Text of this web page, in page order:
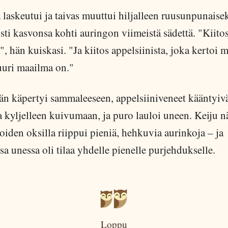
ja taivas muuttui hiljalleen
kasvonsa kohti auringon viimeistä sädettä.
hän kuiskasi. "Ja kiitos appelsiinista, joka kertoi
maailma on."
käpertyi sammaleeseen, appelsiiniveneet
kyljelleen kuivumaan, ja puro lauloi uneen. Keiju
oksilla riippui pieniä, hehkuvia aurinkoja – ja
unessa oli tilaa yhdelle pienelle purjehdukselle.
Loppu